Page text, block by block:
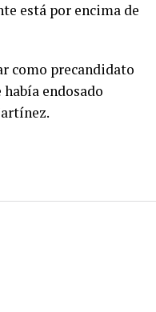
está por encima de
como precandidato
endosado